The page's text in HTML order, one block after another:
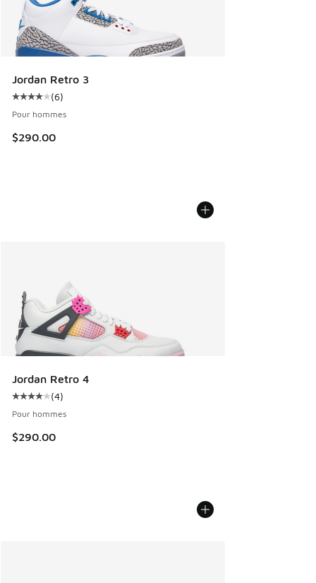
Jordan Retro 3
Cote moyenne du client - [4 sur 5 étoiles], 6 commentaires
(6)
Pour hommes
$290.00
Jordan Retro 4
Cote moyenne du client - [4 sur 5 étoiles], 4 commentaires
(4)
Pour hommes
$290.00